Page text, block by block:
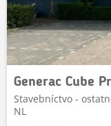
Generac Cube
Stavebníctvo -
NL